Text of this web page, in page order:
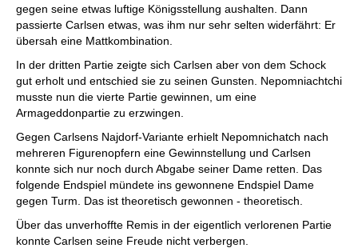
gegen seine etwas luftige Königsstellung aushalten. Dann
passierte Carlsen etwas, was ihm nur sehr selten widerfährt: Er
übersah eine Mattkombination.
In der dritten Partie zeigte sich Carlsen aber von dem Schock
gut erholt und entschied sie zu seinen Gunsten. Nepomniachtchi
musste nun die vierte Partie gewinnen, um eine
Armageddonpartie zu erzwingen.
Gegen Carlsens Najdorf-Variante erhielt Nepomnichatch nach
mehreren Figurenopfern eine Gewinnstellung und Carlsen
konnte sich nur noch durch Abgabe seiner Dame retten. Das
folgende Endspiel mündete ins gewonnene Endspiel Dame
gegen Turm. Das ist theoretisch gewonnen - theoretisch.
Über das unverhoffte Remis in der eigentlich verlorenen Partie
konnte Carlsen seine Freude nicht verbergen.